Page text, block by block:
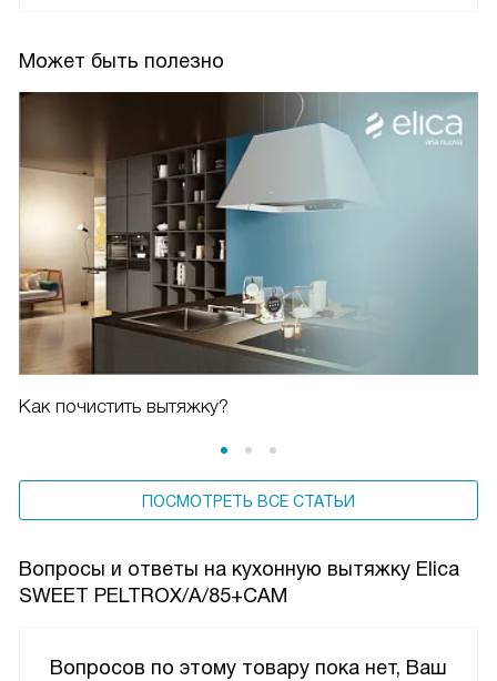
Может быть полезно
Как почистить вытяжку?
ПОСМОТРЕТЬ ВСЕ СТАТЬИ
Вопросы и ответы на кухонную вытяжку Elica
SWEET PELTROX/A/85+CAM
Вопросов по этому товару пока нет, Ваш